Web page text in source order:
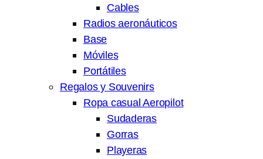
Cables
Radios aeronáuticos
Base
Móviles
Portátiles
Regalos y Souvenirs
Ropa casual Aeropilot
Sudaderas
Gorras
Playeras